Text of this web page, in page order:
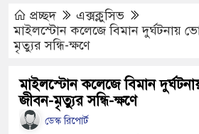
নয়, জাতির দায়িত্ব নিতে হবে ওলামায়ে
থেকে খুলে ফেলা হচ্ছে মাইক, শুভেন্দু
প্রচ্ছদ
এক্সক্লুসিভ
মাইলস্টোন কলেজে বিমান দুর্ঘটনায়
মৃত্যুর সন্ধি-ক্ষণে
মাইলস্টোন কলেজে বিমান
জীবন-মৃত্যুর সন্ধি-ক্ষণে
ডেস্ক রিপোর্ট